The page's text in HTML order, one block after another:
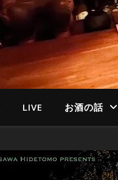
LIVE お酒の話